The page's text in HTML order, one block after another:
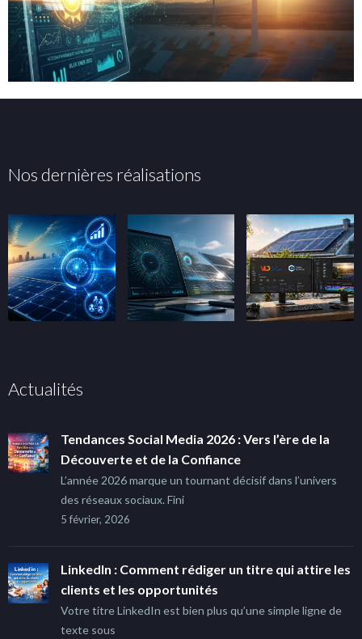
Nos dernières réalisations
Actualités
Tendances Social Media 2026 : Vers l’ère de la
Découverte et de la Confiance
L’année 2026 marque un tournant décisif dans l’univers
des réseaux sociaux. Fini
5 février, 2026
LinkedIn : Comment rédiger un titre qui attire les
clients et les opportunités
Votre titre LinkedIn est bien plus qu’une simple ligne de
texte sous